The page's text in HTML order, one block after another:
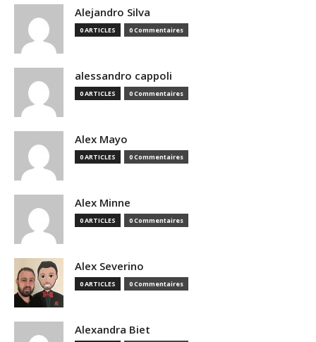
Alejandro Silva
0 ARTICLES 0 Commentaires
alessandro cappoli
0 ARTICLES 0 Commentaires
Alex Mayo
0 ARTICLES 0 Commentaires
Alex Minne
0 ARTICLES 0 Commentaires
Alex Severino
0 ARTICLES 0 Commentaires
Alexandra Biet